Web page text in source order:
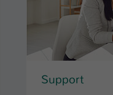
Support